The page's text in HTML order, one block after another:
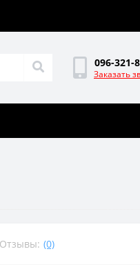
096-321-
Заказать
Отзывы: (0)